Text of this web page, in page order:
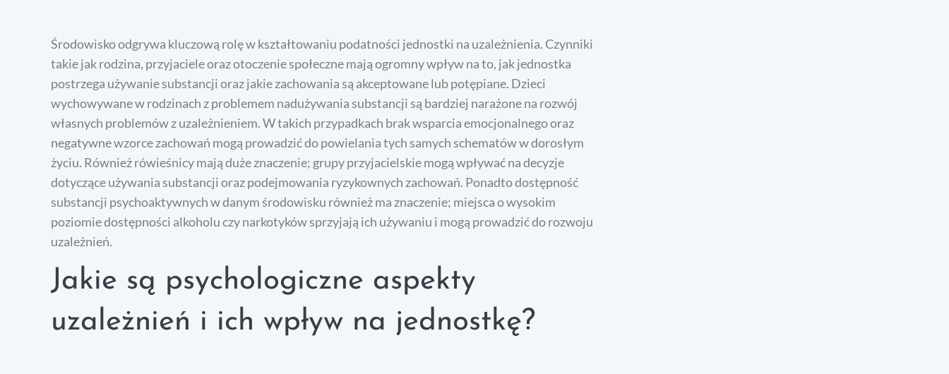
Środowisko odgrywa kluczową rolę w kształtowaniu podatności jednostki na uzależnienia. Czynniki
takie jak rodzina, przyjaciele oraz otoczenie społeczne mają ogromny wpływ na to, jak jednostka
postrzega używanie substancji oraz jakie zachowania są akceptowane lub potępiane. Dzieci
wychowywane w rodzinach z problemem nadużywania substancji są bardziej narażone na rozwój
własnych problemów z uzależnieniem. W takich przypadkach brak wsparcia emocjonalnego oraz
negatywne wzorce zachowań mogą prowadzić do powielania tych samych schematów w dorosłym
życiu. Również rówieśnicy mają duże znaczenie; grupy przyjacielskie mogą wpływać na decyzje
dotyczące używania substancji oraz podejmowania ryzykownych zachowań. Ponadto dostępność
substancji psychoaktywnych w danym środowisku również ma znaczenie; miejsca o wysokim
poziomie dostępności alkoholu czy narkotyków sprzyjają ich używaniu i mogą prowadzić do rozwoju
uzależnień.
Jakie są psychologiczne aspekty
uzależnień i ich wpływ na jednostkę?